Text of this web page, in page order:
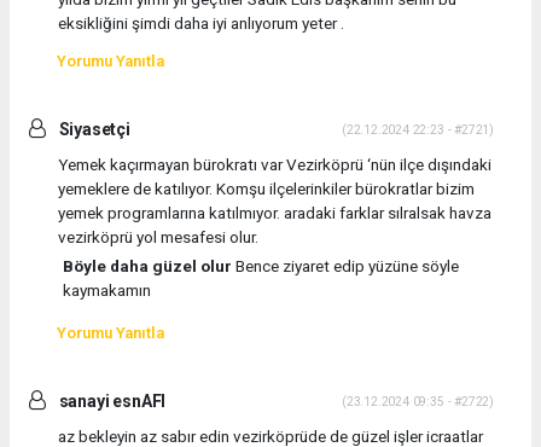
eksikliğini şimdi daha iyi anlıyorum yeter .
Yorumu Yanıtla
Siyasetçi (22.12.2024 22:23 - #2721)
Yemek kaçırmayan bürokratı var Vezirköprü ‘nün ilçe dışındaki
yemeklere de katılıyor. Komşu ilçelerinkiler bürokratlar bizim
yemek programlarına katılmıyor. aradaki farklar sılralsak havza
vezirköprü yol mesafesi olur.
Böyle daha güzel olur Bence ziyaret edip yüzüne söyle
kaymakamın
Yorumu Yanıtla
sanayi esnAFI (23.12.2024 09:35 - #2722)
az bekleyin az sabır edin vezirköprüde de güzel işler icraatlar